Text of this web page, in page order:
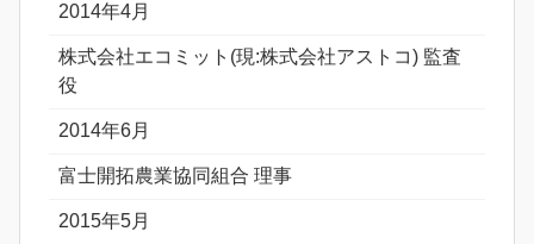
2014年4月
株式会社エコミット(現:株式会社アストコ) 監査
役
2014年6月
富士開拓農業協同組合 理事
2015年5月